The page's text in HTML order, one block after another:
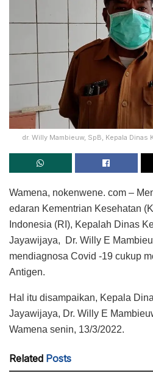
dr. Willy Mambieuw, SpB, Kepala
Wamena, nokenwene. com –
edaran Kementrian Kesehatan
Indonesia (RI), Kepalah Dinas
Jayawijaya, Dr. Willy E
mendiagnosa Covid -19 cukup
Antigen.
Hal itu disampaikan, Kepala
Jayawijaya, Dr. Willy E
Wamena senin, 13/3/2022.
Related Posts